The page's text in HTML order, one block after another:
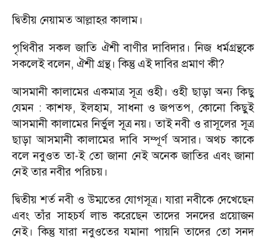
দ্বিতীয় নেয়ামত আল্লাহর কালাম।
পৃথিবীর সকল জাতি ঐশী বাণীর দাবিদার। নিজ ধর্মগ্রন্থকে
সকলেই বলেন, ঐশী গ্রন্থ। কিন্তু এই দাবির প্রমাণ কী?
আসমানী কালামের একমাত্র সূত্র ওহী। ওহী ছাড়া অন্য কিছু
যেমন : কাশফ, ইলহাম, সাধনা ও জপতপ, কোনো কিছুই
আসমানী কালামের নির্ভুল সূত্র নয়। তাই নবী ও রাসূলের সূত্র
ছাড়া আসমানী কালামের দাবি সম্পূর্ণ অসার। অথচ কাকে
বলে নবুওত তা-ই তো জানা নেই অনেক জাতির এবং জানা
নেই তার নবীর পরিচয়।
দ্বিতীয় শর্ত নবী ও উম্মতের যোগসূত্র। যারা নবীকে দেখেছেন
এবং তাঁর সাহচর্য লাভ করেছেন তাদের সনদের প্রয়োজন
নেই। কিন্তু যারা নবুওতের যমানা পায়নি তাদের তো সনদ